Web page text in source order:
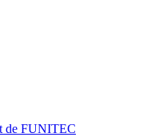
de FUNITEC